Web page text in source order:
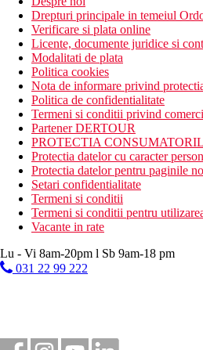
Drepturi principale in temeiul
Verificare si plata online
Licente, documente juridice si
Modalitati de plata
Politica cookies
Nota de informare privind
Politica de confidentialitate
Termeni si conditii privind
Partener DERTOUR
PROTECTIA
Protectia datelor cu caracter
Protectia datelor pentru paginile
Setari confidentialitate
Termeni si conditii
Termeni si conditii pentru
Vacante in rate
Lu - Vi 8am-20pm l Sb 9am-18 pm
031 22 99 222